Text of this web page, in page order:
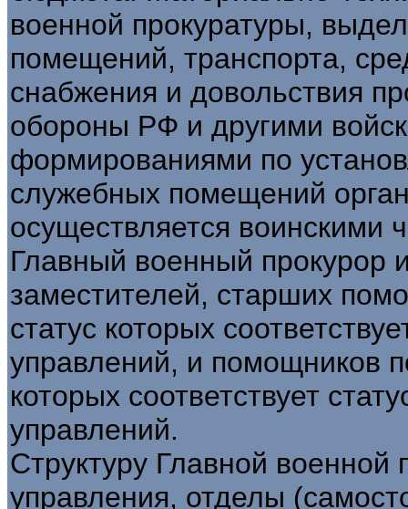
военной прокуратуры,
помещений, транспорта,
снабжения и довольствия
обороны РФ и другими
формированиями по
служебных помещений
осуществляется воинскими
Главный военный прокурор
заместителей, старших
статус которых
управлений, и помощников
которых соответствует
управлений.
Структуру Главной военной
управления, отделы